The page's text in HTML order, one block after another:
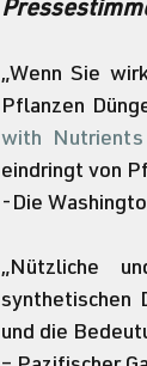
„Wenn Sie
Pflanzen
with Nutrients
eindringt von
-Die
„Nützliche
synthetischen
und die